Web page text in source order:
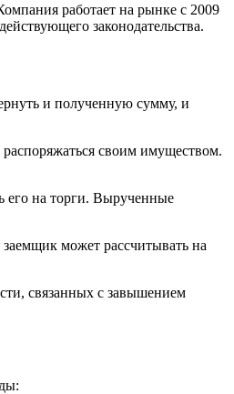
работает на рынке с 2009
законодательства.
и полученную сумму, и
своим имуществом.
его на торги. Вырученные
может рассчитывать на
связанных с завышением